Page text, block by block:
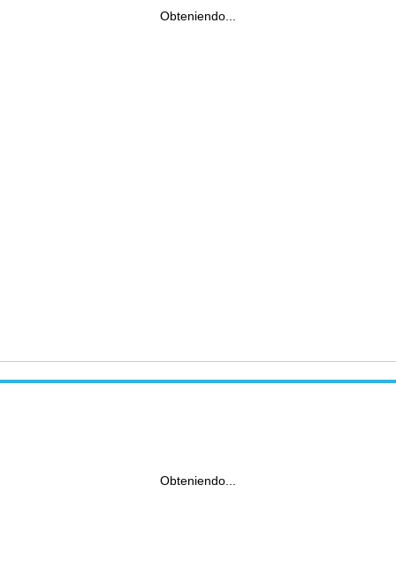
Obteniendo...
Obteniendo...